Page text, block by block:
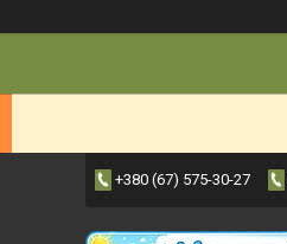
+380 (67) 575-30-27